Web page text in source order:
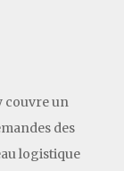
couvre un
des
logistique